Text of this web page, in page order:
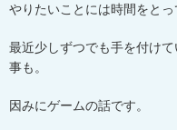
やりたいことには時間をと
最近少しずつでも手を付け
事も。
因みにゲームの話です。